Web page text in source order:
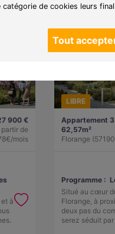
de cookies leurs
Tout
900 €
partir de
mois
à
LIBRE
Appartement
62,57m²
Florange
Programme :
Situé au cœur
Florange, à
deux pas du
serez séduit